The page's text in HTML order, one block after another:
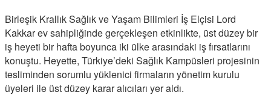
Birleşik Krallık Sağlık ve Yaşam Bilimleri İş Elçisi Lord
Kakkar ev sahipliğinde gerçekleşen etkinlikte, üst düzey bir
iş heyeti bir hafta boyunca iki ülke arasındaki iş fırsatlarını
konuştu. Heyette, Türkiye’deki Sağlık Kampüsleri projesinin
tesliminden sorumlu yüklenici firmaların yönetim kurulu
üyeleri ile üst düzey karar alıcıları yer aldı.